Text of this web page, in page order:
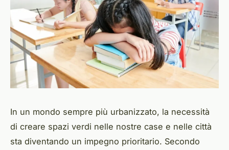
In un mondo sempre più urbanizzato, la necessità
di creare spazi verdi nelle nostre case e nelle città
sta diventando un impegno prioritario. Secondo